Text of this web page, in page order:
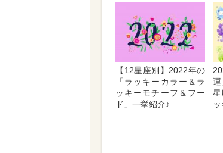
【12星座別】2022年の
「ラッキーカラー＆ラ
ッキーモチーフ＆フー
ド」一挙紹介♪
星